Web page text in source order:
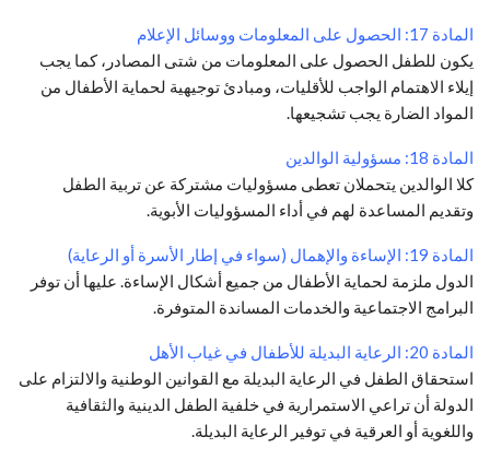
المادة 17: الحصول على المعلومات ووسائل الإعلام
يكون للطفل الحصول على المعلومات من شتى المصادر، كما يجب
إيلاء الاهتمام الواجب للأقليات، ومبادئ توجيهية لحماية الأطفال من
المواد الضارة يجب تشجيعها.
المادة 18: مسؤولية الوالدين
كلا الوالدين يتحملان تعطى مسؤوليات مشتركة عن تربية الطفل
وتقديم المساعدة لهم في أداء المسؤوليات الأبوية.
المادة 19: الإساءة والإهمال (سواء في إطار الأسرة أو الرعاية)
الدول ملزمة لحماية الأطفال من جميع أشكال الإساءة. عليها أن توفر
البرامج الاجتماعية والخدمات المساندة المتوفرة.
المادة 20: الرعاية البديلة للأطفال في غياب الأهل
استحقاق الطفل في الرعاية البديلة مع القوانين الوطنية والالتزام على
الدولة أن تراعي الاستمرارية في خلفية الطفل الدينية والثقافية
واللغوية أو العرقية في توفير الرعاية البديلة.